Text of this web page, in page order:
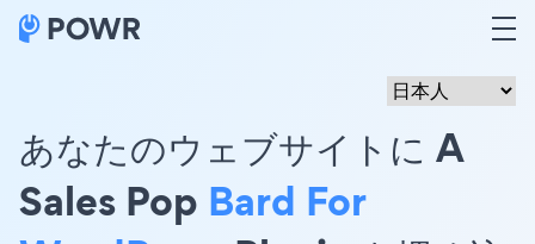
あなたのウェブサイトに A
Sales Pop Bard For